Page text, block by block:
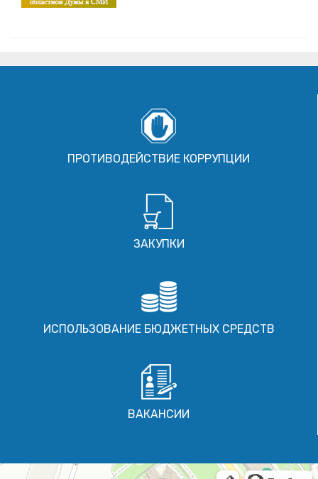
ПРОТИВОДЕЙСТВИЕ КОРРУПЦИИ
ЗАКУПКИ
ИСПОЛЬЗОВАНИЕ БЮДЖЕТНЫХ СРЕДСТВ
ВАКАНСИИ